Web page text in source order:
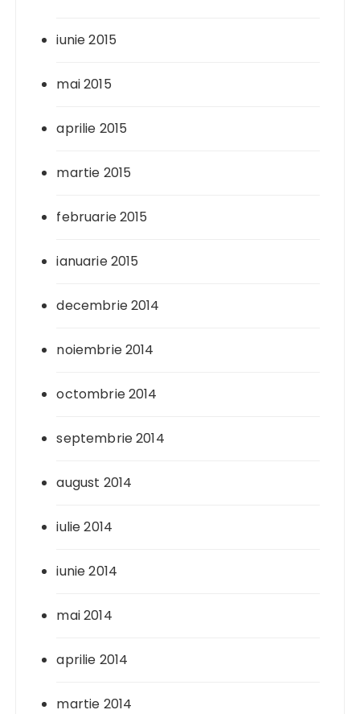
iunie 2015
mai 2015
aprilie 2015
martie 2015
februarie 2015
ianuarie 2015
decembrie 2014
noiembrie 2014
octombrie 2014
septembrie 2014
august 2014
iulie 2014
iunie 2014
mai 2014
aprilie 2014
martie 2014